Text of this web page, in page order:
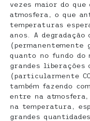
vezes maior do
atmosfera, o que
temperaturas
anos. A degradação
quanto no fundo
grandes liberações
(particularmente
também fazendo
entre na atmosfera,
na temperatura,
grandes